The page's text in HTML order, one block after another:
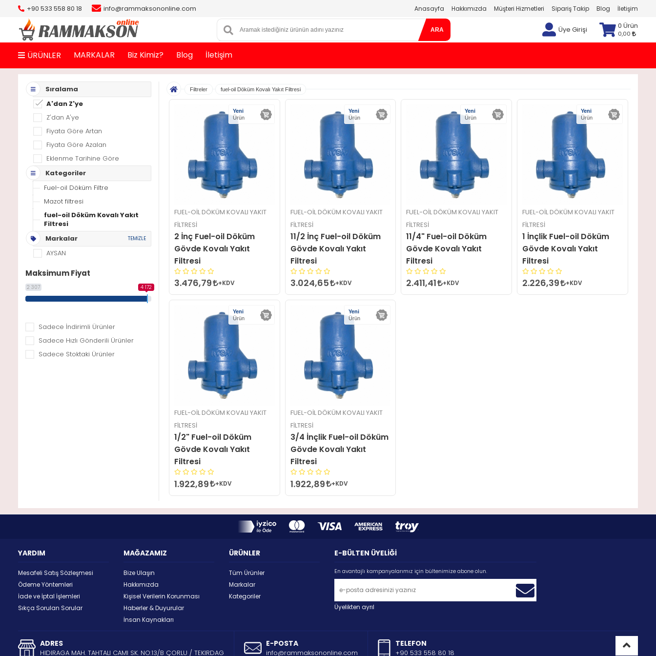
+90 533 558 80 18 info@rammaksononline.com Anasayfa Hakkımızda Müşteri Hizmetleri Sipariş Takip Blog İletişim
ARA Üye Girişi 0 Ürün
0,00
ÜRÜNLER MARKALAR Biz Kimiz? Blog İletişim
Sıralama
A'dan Z'ye
Z'dan A'ye
Fiyata Göre Artan
Fiyata Göre Azalan
Eklenme Tarihine Göre
Kategoriler
Fuel-oil Döküm Filtre
Mazot filtresi
fuel-oil Döküm Kovalı Yakıt
Filtresi
Markalar
TEMİZLE
AYSAN
Maksimum Fiyat
2 307 4 172
Sadece İndirimli Ürünler
Sadece Hızlı Gönderili Ürünler
Sadece Stoktaki Ürünler
Filtreler fuel-oil Döküm Kovalı Yakıt Filtresi
Yeni
Ürün
FUEL-OIL DÖKÜM KOVALI YAKIT
FILTRESI
2 İnç Fuel-oil Döküm
Gövde Kovalı Yakıt
Filtresi
3.476,79 +KDV
Yeni
Ürün
FUEL-OIL DÖKÜM KOVALI YAKIT
FILTRESI
11/2 İnç Fuel-oil Döküm
Gövde Kovalı Yakıt
Filtresi
3.024,65 +KDV
Yeni
Ürün
FUEL-OIL DÖKÜM KOVALI YAKIT
FILTRESI
11/4" Fuel-oil Döküm
Gövde Kovalı Yakıt
Filtresi
2.411,41 +KDV
Yeni
Ürün
FUEL-OIL DÖKÜM KOVALI YAKIT
FILTRESI
1 İnçlik Fuel-oil Döküm
Gövde Kovalı Yakıt
Filtresi
2.226,39 +KDV
Yeni
Ürün
FUEL-OIL DÖKÜM KOVALI YAKIT
FILTRESI
1/2" Fuel-oil Döküm
Gövde Kovalı Yakıt
Filtresi
1.922,89 +KDV
Yeni
Ürün
FUEL-OIL DÖKÜM KOVALI YAKIT
FILTRESI
3/4 İnçlik Fuel-oil Döküm
Gövde Kovalı Yakıt
Filtresi
1.922,89 +KDV
YARDIM
Mesafeli Satış Sözleşmesi
Ödeme Yöntemleri
İade ve İptal İşlemleri
Sıkça Sorulan Sorular
MAĞAZAMIZ
Bize Ulaşın
Hakkımızda
Kişisel Verilerin Korunması
Haberler & Duyurular
İnsan Kaynakları
ÜRÜNLER
Tüm Ürünler
Markalar
Kategoriler
E-BÜLTEN ÜYELİĞİ
En avantajlı kampanyalarımız için bültenimize abone olun.
Üyelikten ayrıl
ADRES
HIDIRAGA MAH. TAHTALI CAMI SK. NO:13/B ÇORLU / TEKIRDAG
E-POSTA
info@rammaksononline.com
TELEFON
+90 533 558 80 18